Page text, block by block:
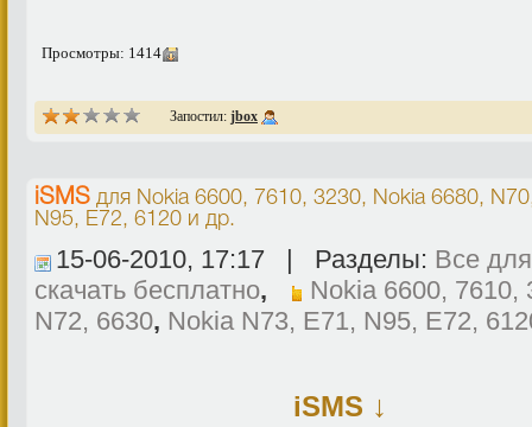
Просмотры: 1414
Запостил: jbox
iSMS для Nokia 6600, 7610, 3230, Nokia 6680,
N95, E72, 6120 и др.
15-06-2010, 17:17 | Разделы: Все
скачать бесплатно,
Nokia 6600, 7610,
N72, 6630, Nokia N73, E71, N95, E72,
iSMS ↓